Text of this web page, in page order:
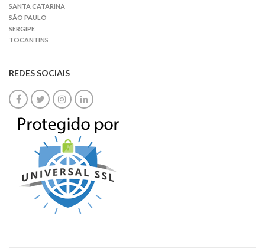
SANTA CATARINA
SÃO PAULO
SERGIPE
TOCANTINS
REDES SOCIAIS